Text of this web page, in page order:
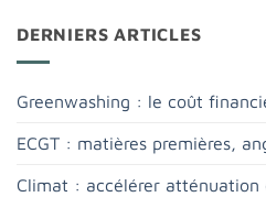
DERNIERS ARTICLES
Greenwashing : le coût
ECGT : matières premières,
Climat : accélérer atténuation